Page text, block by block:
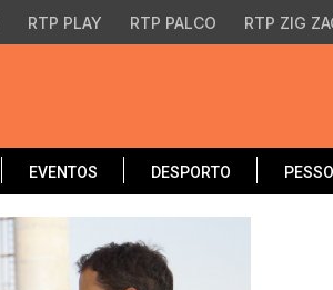
RTP PLAY RTP PALCO RTP ZIG
EVENTOS DESPORTO